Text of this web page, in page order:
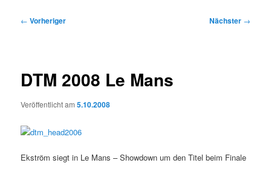
Beitragsnavigation
← Vorheriger Nächster →
DTM 2008 Le Mans
Veröffentlicht am5.10.2008
Ekström siegt in Le Mans – Showdown um den Titel beim Finale